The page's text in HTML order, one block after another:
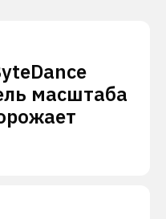
масштаба